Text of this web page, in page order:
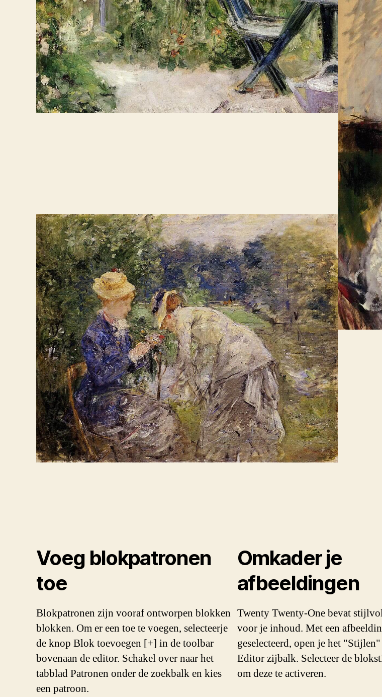
Voeg blokpatronen
toe
Blokpatronen zijn vooraf ontworpen blokken
blokken. Om er een toe te voegen, selecteerje
de knop Blok toevoegen [+] in de toolbar
bovenaan de editor. Schakel over naar het
tabblad Patronen onder de zoekbalk en kies
een patroon.
Omkader je
afbeeldingen
Twenty Twenty-One bevat
voor je inhoud. Met een
geselecteerd, open je het
Editor zijbalk. Selecteer de
om deze te activeren.